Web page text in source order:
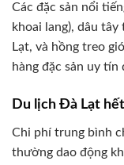
Các đặc sản nổi
khoai lang), dâu
Lạt, và hồng treo
hàng đặc sản uy
Du lịch Đà Lạt
Chi phí trung bình
thường dao động